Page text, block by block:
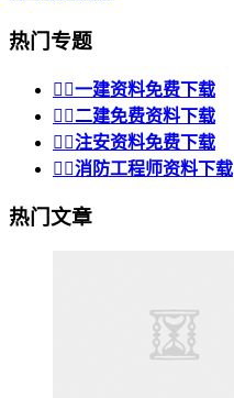
热门专题
 一建资料免费下载
 二建免费资料下载
 注安资料免费下载
 消防工程师资料下载
热门文章